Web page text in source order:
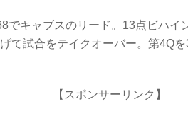
でキャブスのリード。13点ビハイ
て試合をテイクオーバー。第4Q
【スポンサーリンク】